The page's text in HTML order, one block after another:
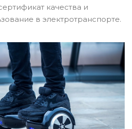
качества и
в электротранспорте.